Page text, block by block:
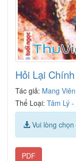
Hỏi Lại
Tác giả: Mang
Thể Loại: Tâm Lý
Vui lòng
PDF